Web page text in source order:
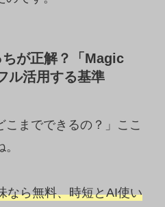
が正解？「Magic
ル活用する基準
こまでできるの？」ここ
なら無料、時短とAI使い